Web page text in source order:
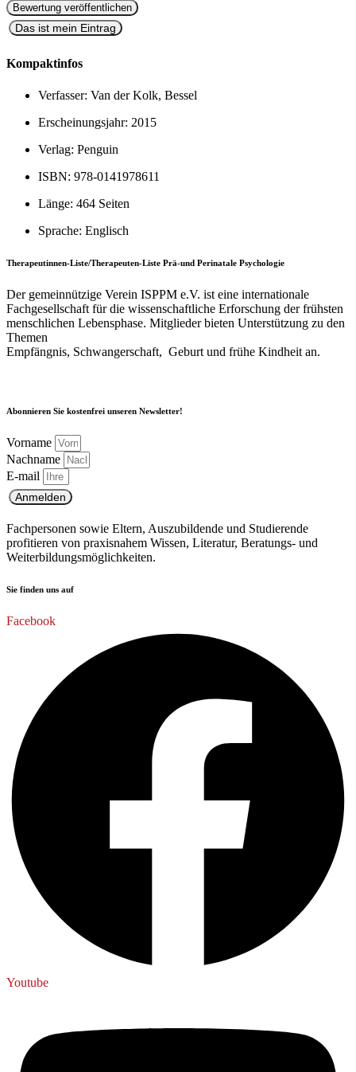
Das ist mein Eintrag
Kompaktinfos
Verfasser: Van der Kolk, Bessel
Erscheinungsjahr: 2015
Verlag: Penguin
ISBN: 978-0141978611
Länge: 464 Seiten
Sprache: Englisch
Therapeutinnen-Liste/Therapeuten-Liste Prä-und Perinatale Psychologie
Der gemeinnützige Verein ISPPM e.V. ist eine internationale
Fachgesellschaft für die wissenschaftliche Erforschung der frühsten
menschlichen Lebensphase. Mitglieder bieten Unterstützung zu den
Themen
Empfängnis, Schwangerschaft, Geburt und frühe Kindheit an.
Abonnieren Sie kostenfrei unseren Newsletter!
Vorname
Nachname
E-mail
Anmelden
Fachpersonen sowie Eltern, Auszubildende und Studierende
profitieren von praxisnahem Wissen, Literatur, Beratungs- und
Weiterbildungsmöglichkeiten.
Sie finden uns auf
Facebook
Youtube